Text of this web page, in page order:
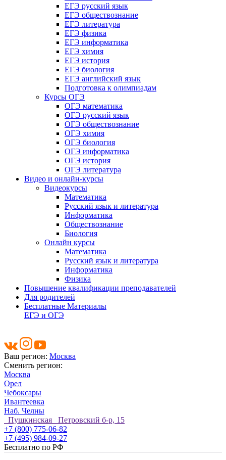
ЕГЭ русский язык
ЕГЭ обществознание
ЕГЭ литература
ЕГЭ физика
ЕГЭ информатика
ЕГЭ химия
ЕГЭ история
ЕГЭ биология
ЕГЭ английский язык
Подготовка к олимпиадам
Курсы ОГЭ
ОГЭ математика
ОГЭ русский язык
ОГЭ обществознание
ОГЭ химия
ОГЭ биология
ОГЭ информатика
ОГЭ история
ОГЭ литература
Видео и онлайн-курсы
Видеокурсы
Математика
Русский язык и литература
Информатика
Обществознание
Биология
Онлайн курсы
Математика
Русский язык и литература
Информатика
Физика
Повышение квалификации преподавателей
Для родителей
Бесплатные Материалы
ЕГЭ и ОГЭ
Ваш регион: Москва
Сменить регион:
Москва
Орел
Чебоксары
Ивантеевка
Наб. Челны
Пушкинская Петровский б-р, 15
+7 (800) 775-06-82
+7 (495) 984-09-27
Бесплатно по РФ